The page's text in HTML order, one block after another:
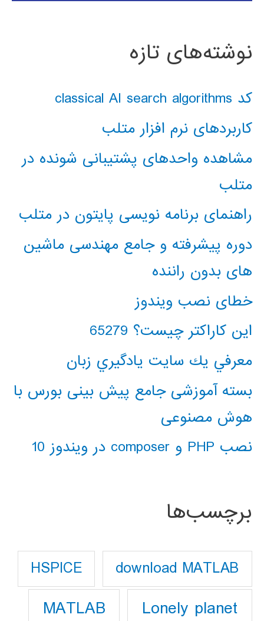
نوشته‌های تازه
کد classical AI search algorithms
کاربردهای نرم افزار متلب
مشاهده واحدهای پشتیبانی شونده در
متلب
راهنمای برنامه نویسی پایتون در متلب
دوره پیشرفته و جامع مهندسی ماشین
های بدون راننده
خطای نصب ویندوز
این کاراکتر چیست؟ 65279
معرفي يك سايت يادگيري زبان
بسته آموزشی جامع پیش بینی بورس با
هوش مصنوعی
نصب PHP و composer در ویندوز 10
برچسب‌ها
download MATLAB
HSPICE
Lonely planet
MATLAB